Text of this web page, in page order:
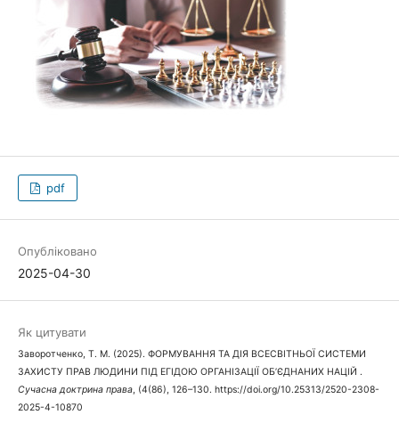
pdf
Опубліковано
2025-04-30
Як цитувати
Заворотченко, Т. М. (2025). ФОРМУВАННЯ ТА ДІЯ ВСЕСВІТНЬОЇ СИСТЕМИ
ЗАХИСТУ ПРАВ ЛЮДИНИ ПІД ЕГІДОЮ ОРГАНІЗАЦІЇ ОБ’ЄДНАНИХ НАЦІЙ .
Сучасна доктрина права, (4(86), 126–130. https://doi.org/10.25313/2520-2308-
2025-4-10870